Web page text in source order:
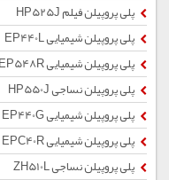
پلی پروپیلن فیلم HP525J
پلی پروپیلن شیمیایی EP440L
پلی پروپیلن شیمیایی EP548R
پلی پروپیلن نساجی HP550J
پلی پروپیلن شیمیایی EP440G
پلی پروپیلن شیمیایی EPC40R
پلی پروپیلن نساجی ZH510L